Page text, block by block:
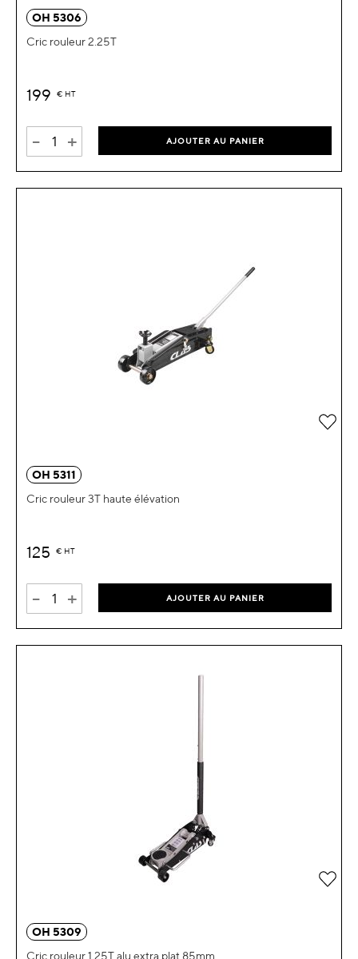
OH 5306
Cric rouleur 2.25T
199 € HT
- + AJOUTER AU PANIER
OH 5311
Cric rouleur 3T haute élévation
125 € HT
- + AJOUTER AU PANIER
OH 5309
Cric rouleur 1.25T alu extra plat 85mm